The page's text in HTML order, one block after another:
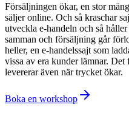
Försäljningen ökar, en stor
säljer online. Och så kraschar
utveckla e-handeln och så
samman och försäljning går
heller, en e-handelssajt som
vissa av era kunder lämnar.
levererar även när trycket ökar.
Boka en workshop